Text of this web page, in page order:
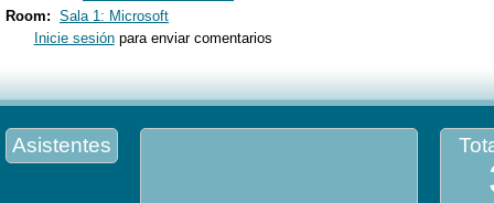
Room: Sala 1: Microsoft
Inicie sesiónpara enviar comentarios
Asistentes